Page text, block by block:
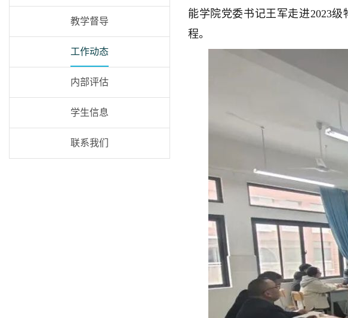
教学督导
工作动态
内部评估
学生信息
联系我们
能学院党委书记王军走进2023
程。